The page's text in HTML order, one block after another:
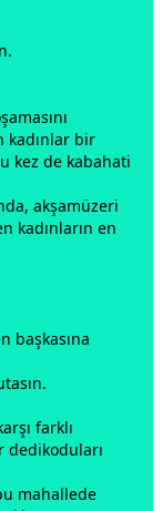
kadınlar bir
kez de kabahati
akşamüzeri
kadınların en
başkasına
farklı
dedikoduları
mahallede